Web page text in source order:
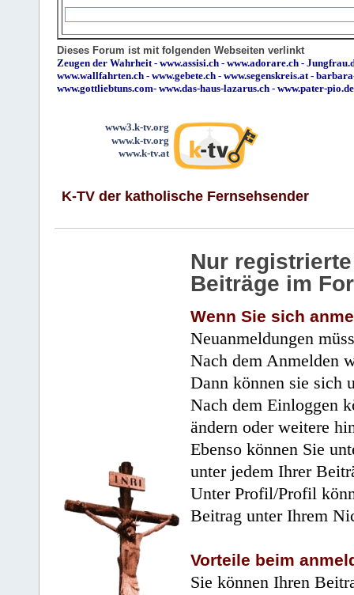
Dieses Forum ist mit folgenden Webseiten verlinkt
Zeugen der Wahrheit- www.assisi.ch - www.adorare.ch -
www.wallfahrten.ch - www.gebete.ch - www.segenskreis.at-
www.gottliebtuns.com- www.das-haus-lazarus.ch - www.pater-pio.de
www3.k-tv.org
www.k-tv.org
www.k-tv.at
K-TV der katholische Fernsehsender
Nur
Beiträge im
Wenn Sie sich
Neuanmeldungen
Nach dem Anmelden
Dann können sie sich
Nach dem Einloggen
ändern oder weitere
Ebenso können Sie
unter jedem Ihrer
Unter Profil/Profil
Beitrag unter Ihrem
Vorteile beim
Sie können Ihren